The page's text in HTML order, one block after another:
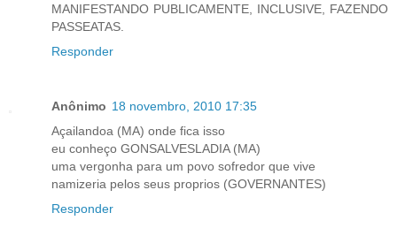
MANIFESTANDO PUBLICAMENTE, INCLUSIVE, FAZENDO
PASSEATAS.
Responder
Anônimo 18 novembro, 2010 17:35
Açailandoa (MA) onde fica isso
eu conheço GONSALVESLADIA (MA)
uma vergonha para um povo sofredor que vive
namizeria pelos seus proprios (GOVERNANTES)
Responder